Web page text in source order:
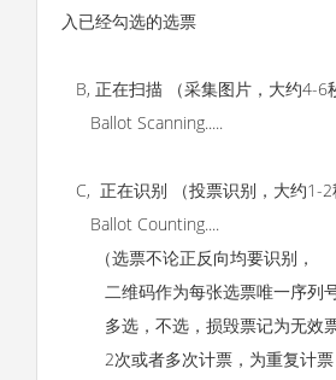
入已经勾选的选票
B, 正在扫描 （采集图片，大约4-6
Ballot Scanning.....
C, 正在识别 （投票识别，大约1-2
Ballot Counting....
（选票不论正反向均要识别，
二维码作为每张选票唯一序列
多选，不选，损毁票记为无效
2次或者多次计票，为重复计票